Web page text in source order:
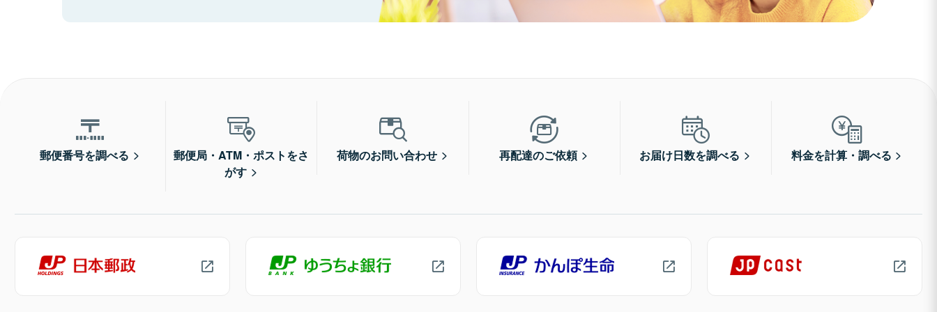
郵便番号を調べる
郵便局・ATM・ポストをさ
がす
荷物のお問い合わせ 再配達のご依頼 お届け日数を調べる 料金を計算・調べる